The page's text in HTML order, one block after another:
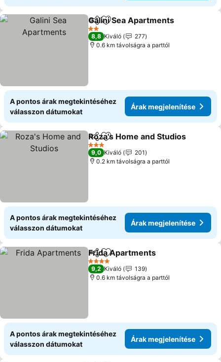
Megosztás
Hozzáadás a kedvencekhez
Galini Sea Apartments
2 Kategória
8,8 Kiváló
277
0.6 km távolságra a parttól
A pontos árak megtekintéséhez
válasszon dátumokat
Árak megjelenítése
Megosztás
Hozzáadás a kedvencekhez
Roza's Home and Studios
3 Kategória
9,0 Kiváló
201
0.2 km távolságra a parttól
A pontos árak megtekintéséhez
válasszon dátumokat
Árak megjelenítése
Megosztás
Hozzáadás a kedvencekhez
Frida Apartments
4 Kategória
9,2 Kiváló
139
0.6 km távolságra a parttól
A pontos árak megtekintéséhez
válasszon dátumokat
Árak megjelenítése